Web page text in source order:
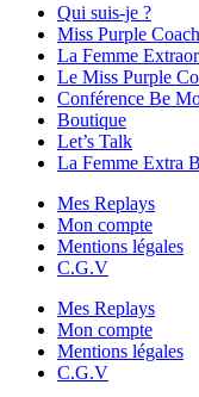
Qui suis-je ?
Miss Purple
La Femme
Le Miss Purple
Conférence Be
Boutique
Let’s Talk
La Femme Extra
Mes Replays
Mon compte
Mentions légales
C.G.V
Mes Replays
Mon compte
Mentions légales
C.G.V